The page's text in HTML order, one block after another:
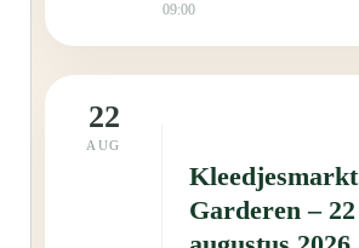
09:00
22
AUG
Kleedjesmarkt
Garderen – 22